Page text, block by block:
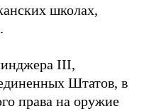
школах,
.
III,
Штатов, в
права на оружие